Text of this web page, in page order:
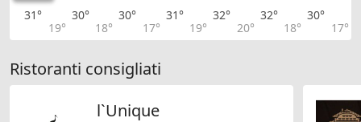
31°
19°
30°
18°
30°
17°
31°
19°
32°
20°
32°
18°
30°
17°
Ristoranti consigliati
l`Unique